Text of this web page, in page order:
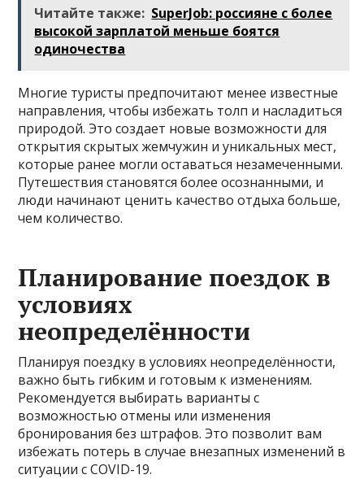
Читайте также: SuperJob: россияне с более
высокой зарплатой меньше боятся
одиночества
Многие туристы предпочитают менее известные
направления, чтобы избежать толп и насладиться
природой. Это создает новые возможности для
открытия скрытых жемчужин и уникальных мест,
которые ранее могли оставаться незамеченными.
Путешествия становятся более осознанными, и
люди начинают ценить качество отдыха больше,
чем количество.
Планирование поездок в
условиях
неопределённости
Планируя поездку в условиях неопределённости,
важно быть гибким и готовым к изменениям.
Рекомендуется выбирать варианты с
возможностью отмены или изменения
бронирования без штрафов. Это позволит вам
избежать потерь в случае внезапных изменений в
ситуации с COVID-19.